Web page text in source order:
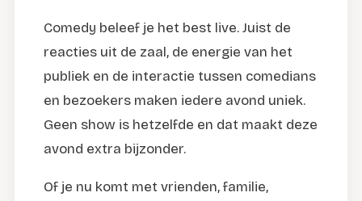
Comedy beleef je het best live. Juist de
reacties uit de zaal, de energie van het
publiek en de interactie tussen comedians
en bezoekers maken iedere avond uniek.
Geen show is hetzelfde en dat maakt deze
avond extra bijzonder.
Of je nu komt met vrienden, familie,